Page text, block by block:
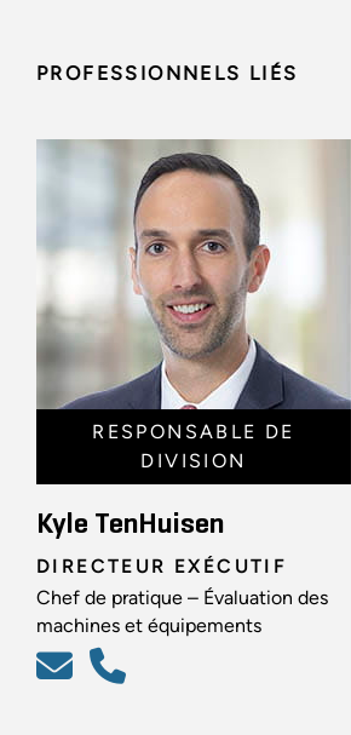
PROFESSIONNELS LIÉS
RESPONSABLE DE
DIVISION
Kyle TenHuisen
DIRECTEUR EXÉCUTIF
Chef de pratique – Évaluation des
machines et équipements